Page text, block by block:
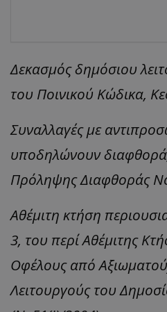
Δεκασμός δημόσιου
του Ποινικού Κώδικα,
Συναλλαγές με
υποδηλώνουν
Πρόληψης Διαφθοράς
Αθέμιτη κτήση
3, του περί Αθέμιτης
Οφέλους από
Λειτουργούς του